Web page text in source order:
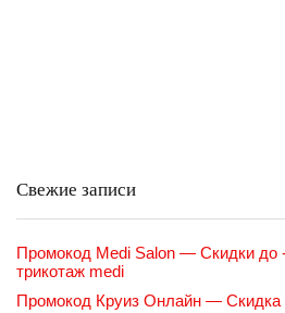
Свежие записи
Промокод Medi Salon — Скидки до
трикотаж medi
Промокод Круиз Онлайн — Скидка